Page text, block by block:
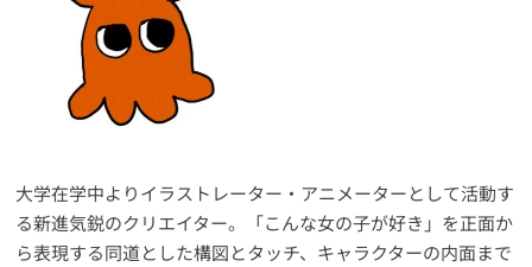
大学在学中よりイラストレーター・アニメーターとして活動す
る新進気鋭のクリエイター。「こんな女の子が好き」を正面か
ら表現する同道とした構図とタッチ、キャラクターの内面まで